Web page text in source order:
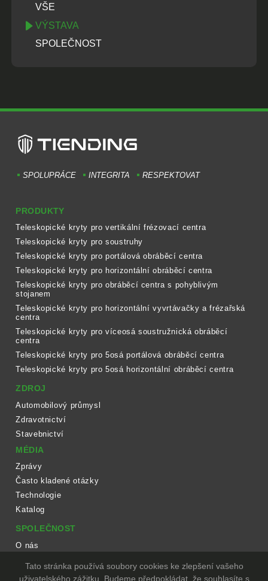
VŠE
VÝSTAVA
SPOLEČNOST
SPOLUPRÁCE INTEGRITA RESPEKTOVAT
PRODUKTY
Teleskopické kryty pro vertikální frézovací centra
Teleskopické kryty pro soustruhy
Teleskopické kryty pro portálová obráběcí centra
Teleskopické kryty pro horizontální obráběcí centra
Teleskopické kryty pro obráběcí centra s pohyblivým
stojanem
Teleskopické kryty pro horizontální vyvrtávačky a frézařská
centra
Teleskopické kryty pro víceosá soustružnická obráběcí
centra
Teleskopické kryty pro 5osá portálová obráběcí centra
Teleskopické kryty pro 5osá horizontální obráběcí centra
ZDROJ
Automobilový průmysl
Zdravotnictví
Stavebnictví
MÉDIA
Zprávy
Často kladené otázky
Technologie
Katalog
SPOLEČNOST
O nás
Zařízení
Tato stránka používá soubory cookies ke zlepšení vašeho
uživatelského zážitku. Budeme předpokládat, že souhlasíte s